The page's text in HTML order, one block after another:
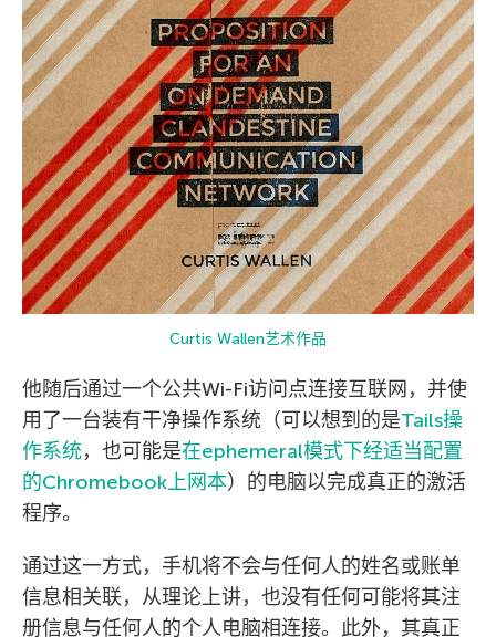
Curtis Wallen艺术作品
他随后通过一个公共Wi-Fi访问点连接互联网，并使
用了一台装有干净操作系统（可以想到的是Tails操
作系统，也可能是在ephemeral模式下经适当配置
的Chromebook上网本）的电脑以完成真正的激活
程序。
通过这一方式，手机将不会与任何人的姓名或账单
信息相关联，从理论上讲，也没有任何可能将其注
册信息与任何人的个人电脑相连接。此外，其真正